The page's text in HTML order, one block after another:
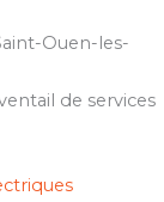
Ouen-les-
de services